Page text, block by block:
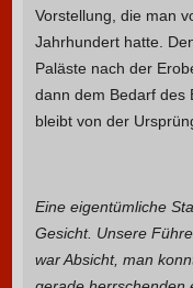
Vorstellung, die man
Jahrhundert hatte.
Paläste nach der
dann dem Bedarf des
bleibt von der
Eine eigentümliche
Gesicht. Unsere
war Absicht, man